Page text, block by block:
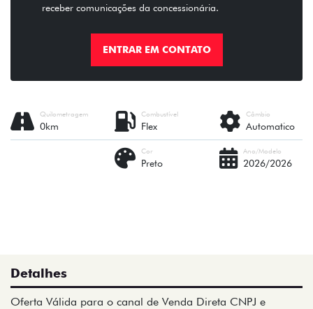
receber comunicações da concessionária.
ENTRAR EM CONTATO
Câmbio
Automatico
Combustível
Flex
Quilometragem
0km
Ano/Modelo
2026/2026
Cor
Preto
Detalhes
Oferta Válida para o canal de Venda Direta CNPJ e